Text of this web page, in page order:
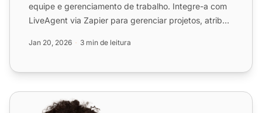
equipe e gerenciamento de trabalho. Integre-a com
LiveAgent via Zapier para gerenciar projetos, atribuir
Jan 20, 2026 3 min de leitura
Zapier